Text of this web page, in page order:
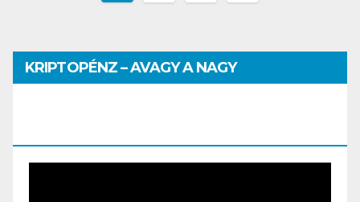
KRIPTOPÉNZ – AVAGY A NAGY